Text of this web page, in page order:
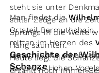
steht sie unter
stiller Zeuge an die
Sprünge in die Weite
Hang säumten.
Heute liegt die
erzählt noch immer
Man findet die
Ortsteil Bermuthshain,
mitten im Herzen des
Metern Höhe erhebt
Rand des Hohen
Geschichte der
Schanze